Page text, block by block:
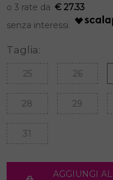
€ 27.33
Taglia:
25 26
28 29
31
AGGIUNGI AL